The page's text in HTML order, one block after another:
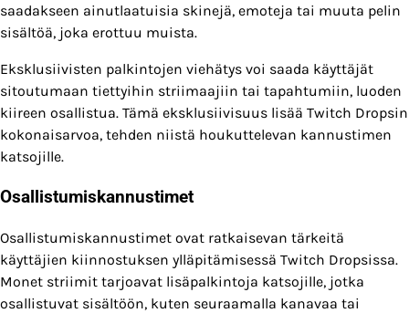
saadakseen ainutlaatuisia skinejä, emoteja tai muuta pelin
sisältöä, joka erottuu muista.
Eksklusiivisten palkintojen viehätys voi saada käyttäjät
sitoutumaan tiettyihin striimaajiin tai tapahtumiin, luoden
kiireen osallistua. Tämä eksklusiivisuus lisää Twitch Dropsin
kokonaisarvoa, tehden niistä houkuttelevan kannustimen
katsojille.
Osallistumiskannustimet
Osallistumiskannustimet ovat ratkaisevan tärkeitä
käyttäjien kiinnostuksen ylläpitämisessä Twitch Dropsissa.
Monet striimit tarjoavat lisäpalkintoja katsojille, jotka
osallistuvat sisältöön, kuten seuraamalla kanavaa tai